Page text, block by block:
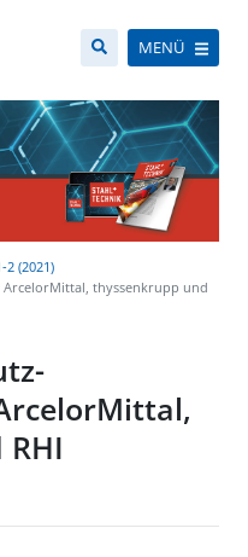
MENÜ
2 (2021)
thyssenkrupp und